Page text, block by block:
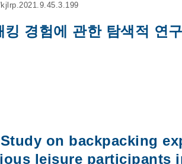
경험에 관한 탐색적 연
on backpacking
leisure participants